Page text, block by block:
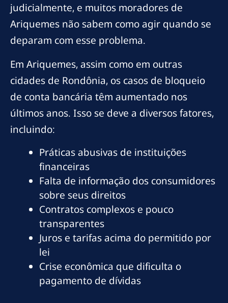
judicialmente, e muitos moradores de
Ariquemes não sabem como agir quando se
deparam com esse problema.
Em Ariquemes, assim como em outras
cidades de Rondônia, os casos de bloqueio
de conta bancária têm aumentado nos
últimos anos. Isso se deve a diversos fatores,
incluindo:
Práticas abusivas de instituições
financeiras
Falta de informação dos consumidores
sobre seus direitos
Contratos complexos e pouco
transparentes
Juros e tarifas acima do permitido por
lei
Crise econômica que dificulta o
pagamento de dívidas